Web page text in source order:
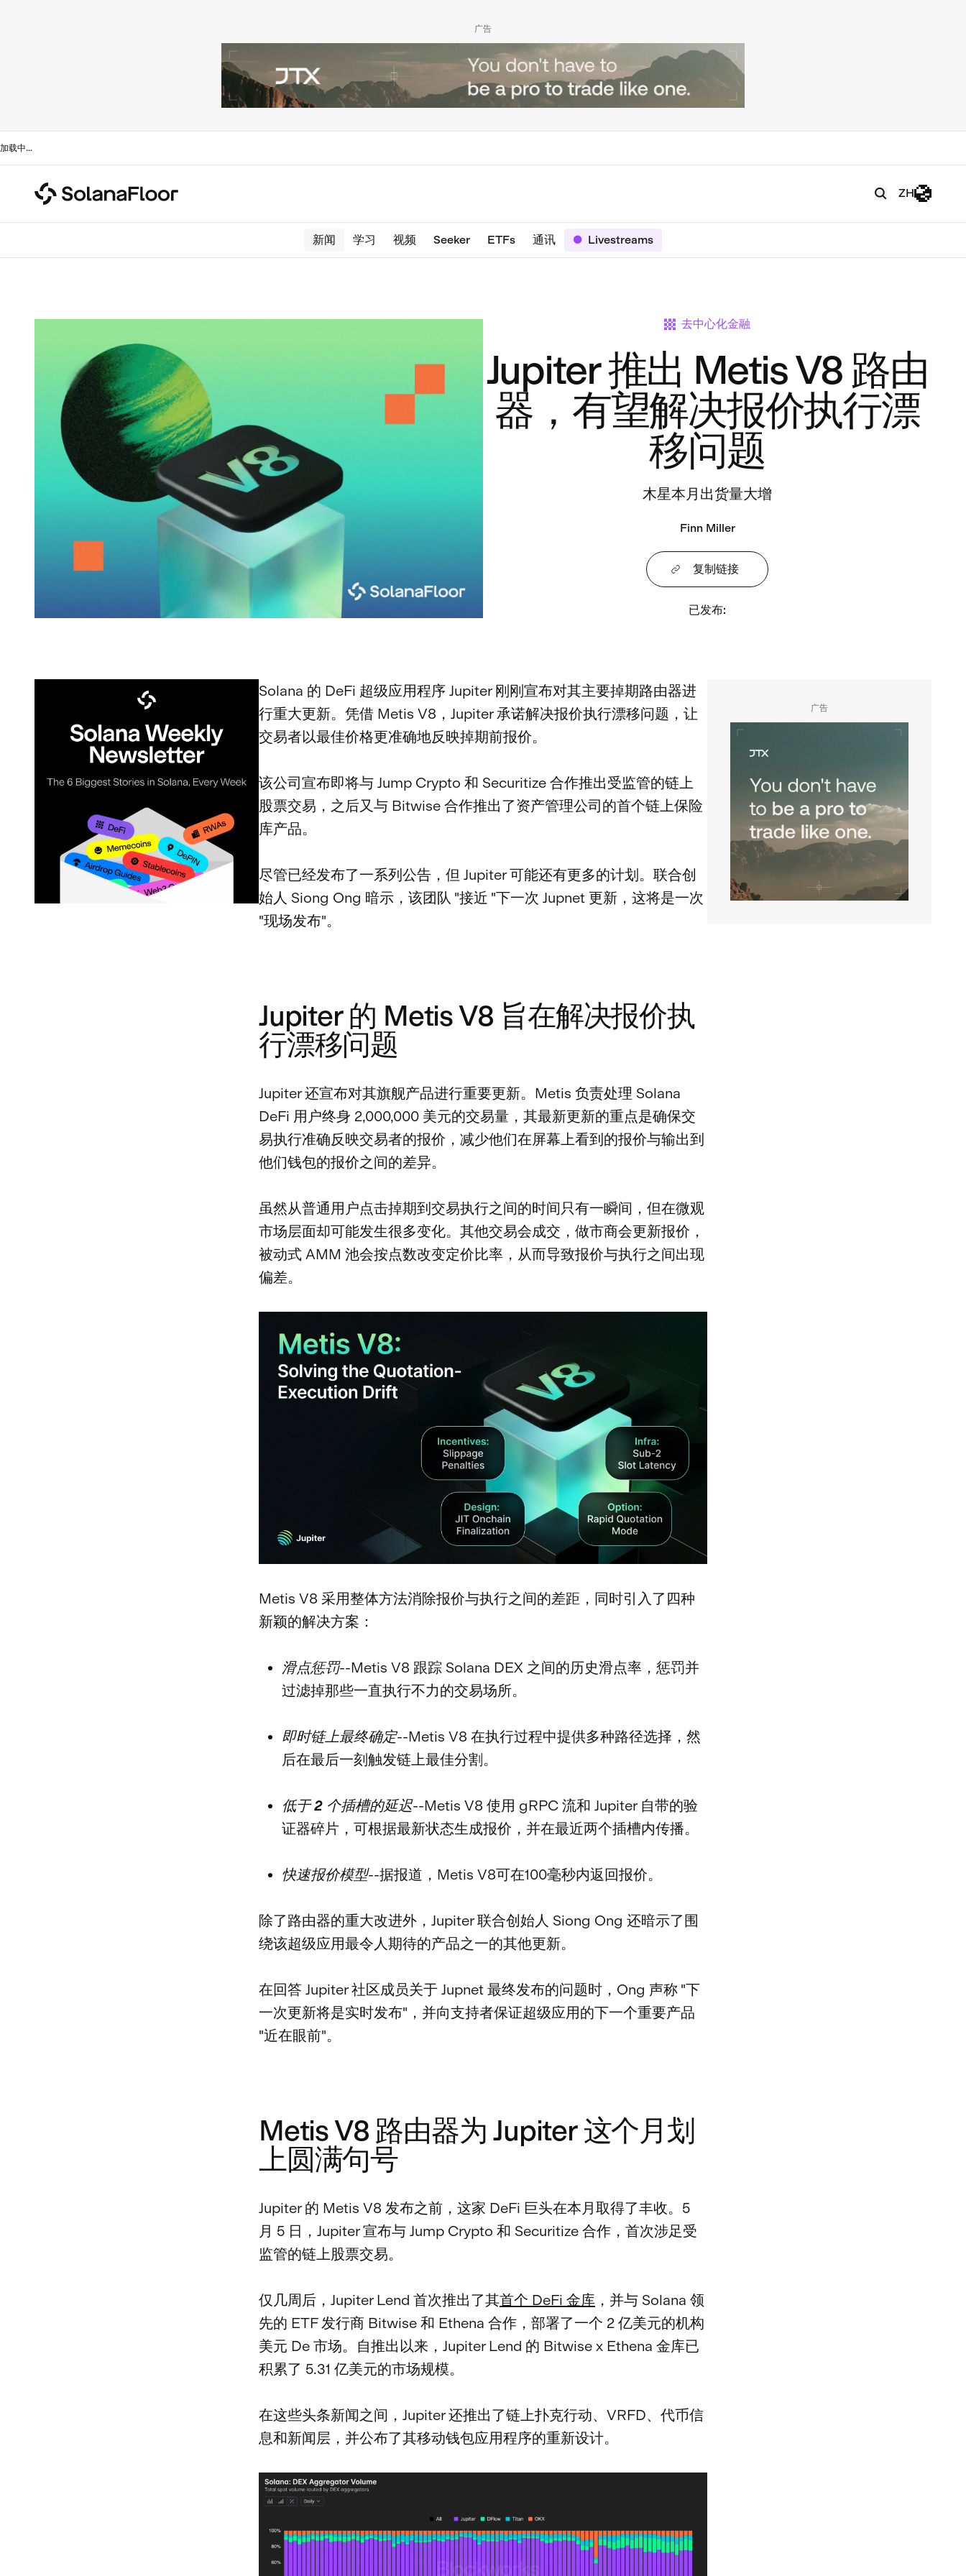
广告
加载中...
ZH
新闻 学习 视频 Seeker ETFs 通讯 Livestreams
去中心化金融
Jupiter 推出 Metis V8 路由
器，有望解决报价执行漂
移问题
木星本月出货量大增
Finn Miller
复制链接
已发布:
Solana 的 DeFi 超级应用程序 Jupiter 刚刚宣布对其主要掉期路由器进
行重大更新。凭借 Metis V8，Jupiter 承诺解决报价执行漂移问题，让
交易者以最佳价格更准确地反映掉期前报价。
该公司宣布即将与 Jump Crypto 和 Securitize 合作推出受监管的链上
股票交易，之后又与 Bitwise 合作推出了资产管理公司的首个链上保险
库产品。
尽管已经发布了一系列公告，但 Jupiter 可能还有更多的计划。联合创
始人 Siong Ong 暗示，该团队 "接近 "下一次 Jupnet 更新，这将是一次
"现场发布"。
Jupiter 的 Metis V8 旨在解决报价执
行漂移问题
Jupiter 还宣布对其旗舰产品进行重要更新。Metis 负责处理 Solana
DeFi 用户终身 2,000,000 美元的交易量，其最新更新的重点是确保交
易执行准确反映交易者的报价，减少他们在屏幕上看到的报价与输出到
他们钱包的报价之间的差异。
虽然从普通用户点击掉期到交易执行之间的时间只有一瞬间，但在微观
市场层面却可能发生很多变化。其他交易会成交，做市商会更新报价，
被动式 AMM 池会按点数改变定价比率，从而导致报价与执行之间出现
偏差。
Metis V8 采用整体方法消除报价与执行之间的差距，同时引入了四种
新颖的解决方案：
滑点惩罚--Metis V8 跟踪 Solana DEX 之间的历史滑点率，惩罚并
过滤掉那些一直执行不力的交易场所。
即时链上最终确定--Metis V8 在执行过程中提供多种路径选择，然
后在最后一刻触发链上最佳分割。
低于 2 个插槽的延迟--Metis V8 使用 gRPC 流和 Jupiter 自带的验
证器碎片，可根据最新状态生成报价，并在最近两个插槽内传播。
快速报价模型--据报道，Metis V8可在100毫秒内返回报价。
除了路由器的重大改进外，Jupiter 联合创始人 Siong Ong 还暗示了围
绕该超级应用最令人期待的产品之一的其他更新。
在回答 Jupiter 社区成员关于 Jupnet 最终发布的问题时，Ong 声称 "下
一次更新将是实时发布"，并向支持者保证超级应用的下一个重要产品
"近在眼前"。
Metis V8 路由器为 Jupiter 这个月划
上圆满句号
Jupiter 的 Metis V8 发布之前，这家 DeFi 巨头在本月取得了丰收。5
月 5 日，Jupiter 宣布与 Jump Crypto 和 Securitize 合作，首次涉足受
监管的链上股票交易。
仅几周后，Jupiter Lend 首次推出了其首个 DeFi 金库 ，并与 Solana 领
先的 ETF 发行商 Bitwise 和 Ethena 合作，部署了一个 2 亿美元的机构
美元 De 市场。自推出以来，Jupiter Lend 的 Bitwise x Ethena 金库已
积累了 5.31 亿美元的市场规模。
在这些头条新闻之间，Jupiter 还推出了链上扑克行动、VRFD、代币信
息和新闻层，并公布了其移动钱包应用程序的重新设计。
广告